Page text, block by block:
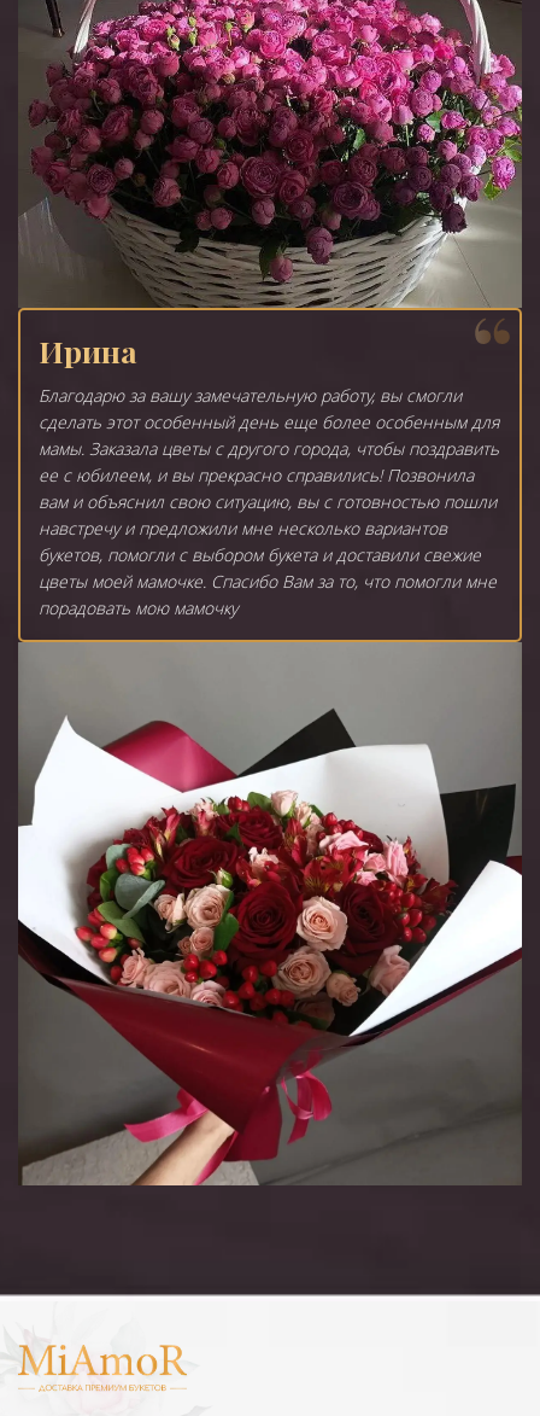
Ирина
Благодарю за вашу замечательную работу, вы смогли
сделать этот особенный день еще более особенным для
мамы. Заказала цветы с другого города, чтобы поздравить
ее с юбилеем, и вы прекрасно справились! Позвонила
вам и объяснил свою ситуацию, вы с готовностью пошли
навстречу и предложили мне несколько вариантов
букетов, помогли с выбором букета и доставили свежие
цветы моей мамочке. Спасибо Вам за то, что помогли мне
порадовать мою мамочку